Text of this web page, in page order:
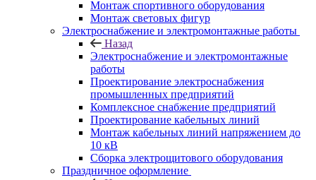
Монтаж спортивного оборудования
Монтаж световых фигур
Электроснабжение и электромонтажные работы
Назад
Электроснабжение и электромонтажные
работы
Проектирование электроснабжения
промышленных предприятий
Комплексное снабжение предприятий
Проектирование кабельных линий
Монтаж кабельных линий напряжением до
10 кВ
Сборка электрощитового оборудования
Праздничное оформление